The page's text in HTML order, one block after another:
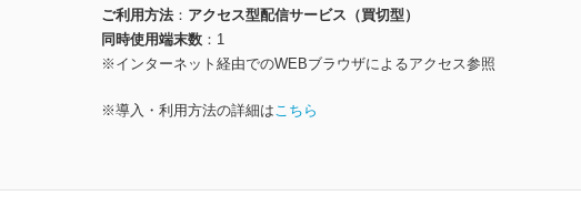
ご利用方法
アクセス型配信サービス（買切型）
同時使用端末数
1
※インターネット経由でのWEBブラウザによるアクセス参照
※導入・利用方法の詳細はこちら